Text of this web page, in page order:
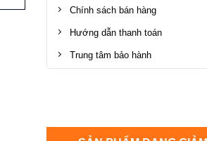
Chính sách bán hàng
Hướng dẫn thanh toán
Trung tâm bảo hành